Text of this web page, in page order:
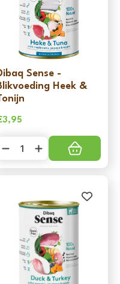
Sense -
Heek &
3,95
Sense
Blikvoeding
aantal